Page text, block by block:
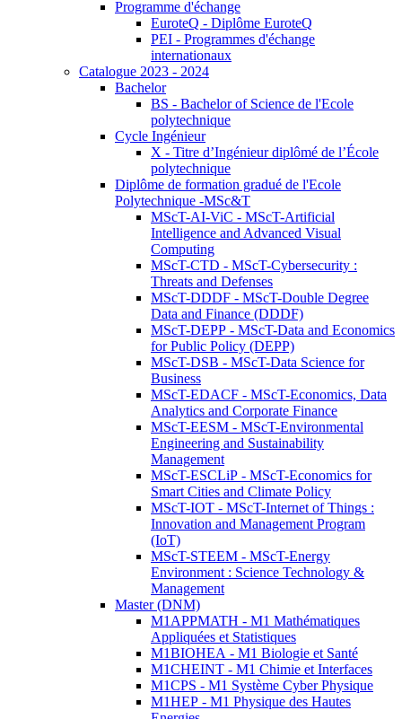
Programme d'échange
EuroteQ - Diplôme EuroteQ
PEI - Programmes d'échange
internationaux
Catalogue 2023 - 2024
Bachelor
BS - Bachelor of Science de l'Ecole
polytechnique
Cycle Ingénieur
X - Titre d’Ingénieur diplômé de l’École
polytechnique
Diplôme de formation gradué de l'Ecole
Polytechnique -MSc&T
MScT-AI-ViC - MScT-Artificial
Intelligence and Advanced Visual
Computing
MScT-CTD - MScT-Cybersecurity :
Threats and Defenses
MScT-DDDF - MScT-Double Degree
Data and Finance (DDDF)
MScT-DEPP - MScT-Data and Economics
for Public Policy (DEPP)
MScT-DSB - MScT-Data Science for
Business
MScT-EDACF - MScT-Economics, Data
Analytics and Corporate Finance
MScT-EESM - MScT-Environmental
Engineering and Sustainability
Management
MScT-ESCLiP - MScT-Economics for
Smart Cities and Climate Policy
MScT-IOT - MScT-Internet of Things :
Innovation and Management Program
(IoT)
MScT-STEEM - MScT-Energy
Environment : Science Technology &
Management
Master (DNM)
M1APPMATH - M1 Mathématiques
Appliquées et Statistiques
M1BIOHEA - M1 Biologie et Santé
M1CHEINT - M1 Chimie et Interfaces
M1CPS - M1 Système Cyber Physique
M1HEP - M1 Physique des Hautes